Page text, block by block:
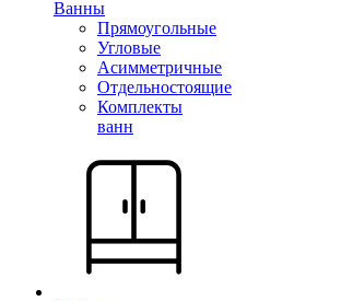
Ванны
Прямоугольные
Угловые
Асимметричные
Отдельностоящие
Комплекты
ванн